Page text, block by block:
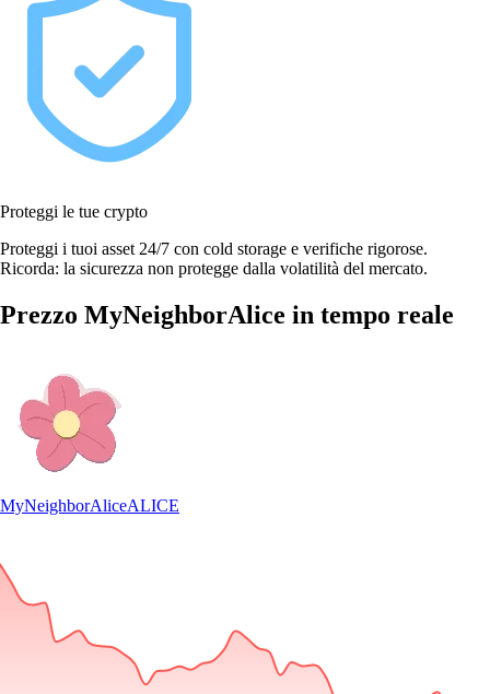
Proteggi le tue crypto
Proteggi i tuoi asset 24/7 con cold storage e verifiche rigorose.
Ricorda: la sicurezza non protegge dalla volatilità del mercato.
Prezzo MyNeighborAlice in tempo reale
MyNeighborAliceALICE